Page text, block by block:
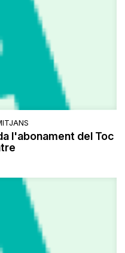
l'abonament del Toc